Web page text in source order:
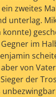
ein zweites
unterlag.
konnte)
Gegner im
von
der